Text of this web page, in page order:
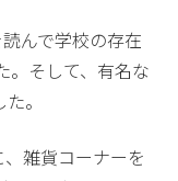
んで学校の存在
。そして、有名な
。
雑貨コーナーを